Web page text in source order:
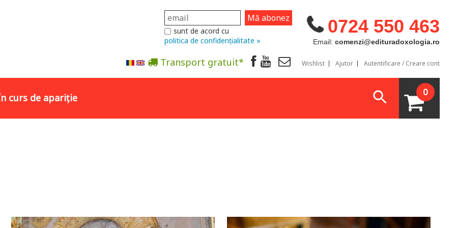
0724 550 463
Email: comenzi@edituradoxologia.ro
sunt de acord cu
politica de confidențialitate »
Transport gratuit* Wishlist Ajutor Autentificare / Creare cont
curs de apariție 0